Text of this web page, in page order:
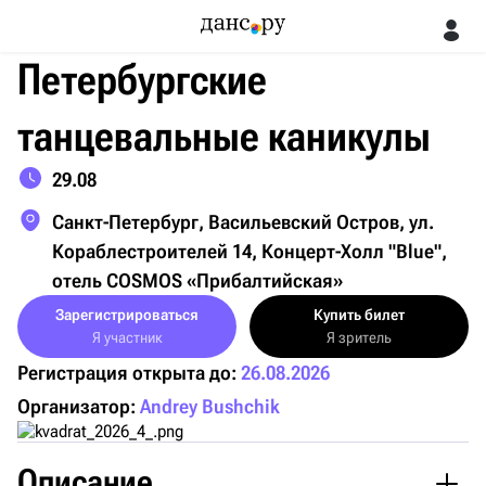
Петербургские
танцевальные каникулы
29.08
Санкт-Петербург, Васильевский Остров, ул.
Кораблестроителей 14, Концерт-Холл "Blue",
отель COSMOS «Прибалтийская»
Зарегистрироваться
Я участник
Купить билет
Я зритель
Регистрация открыта до: 26.08.2026
Организатор: Andrey Bushchik